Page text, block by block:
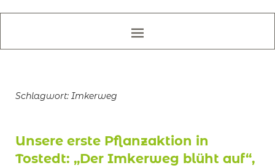
Schlagwort: Imkerweg
Unsere erste Pflanzaktion in
Tostedt: „Der Imkerweg blüht auf“,